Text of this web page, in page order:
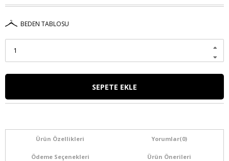
BEDEN TABLOSU
Ürün Özellikleri Yorumlar(0)
Ödeme Seçenekleri Ürün Önerileri